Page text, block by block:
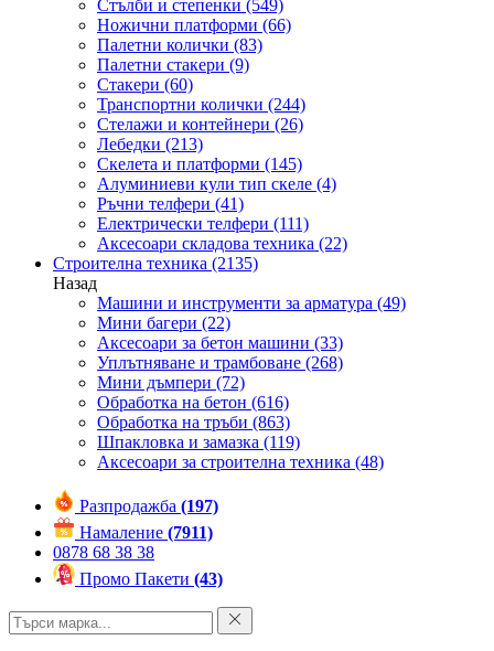
Стълби и степенки (549)
Ножични платформи (66)
Палетни колички (83)
Палетни стакери (9)
Стакери (60)
Транспортни колички (244)
Стелажи и контейнери (26)
Лебедки (213)
Скелета и платформи (145)
Алуминиеви кули тип скеле (4)
Ръчни телфери (41)
Електрически телфери (111)
Аксесоари складова техника (22)
Строителна техника (2135)
Назад
Машини и инструменти за арматура (49)
Мини багери (22)
Аксесоари за бетон машини (33)
Уплътняване и трамбоване (268)
Мини дъмпери (72)
Обработка на бетон (616)
Обработка на тръби (863)
Шпакловка и замазка (119)
Аксесоари за строителна техника (48)
Разпродажба (197)
Намаление (7911)
0878 68 38 38
Промо Пакети (43)